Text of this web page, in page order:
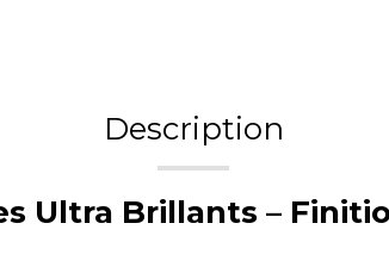
Description
Ultra Brillants –